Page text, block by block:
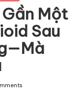
Một
Sau